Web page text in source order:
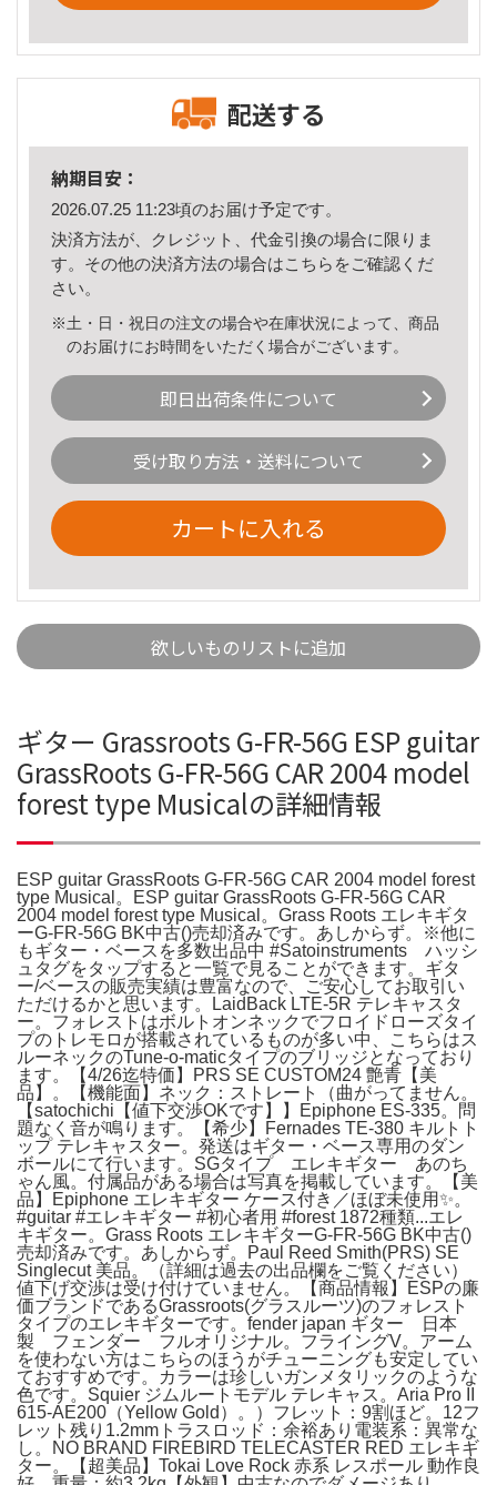
配送する
納期目安：
2026.07.25 11:23頃のお届け予定です。
決済方法が、クレジット、代金引換の場合に限りま
す。その他の決済方法の場合はこちら をご確認くだ
さい。
※土・日・祝日の注文の場合や在庫状況によって、商品
のお届けにお時間をいただく場合がございます。
即日出荷条件について
受け取り方法・送料について
カートに入れる
欲しいものリストに追加
ギター Grassroots G-FR-56G ESP guitar
GrassRoots G-FR-56G CAR 2004 model
forest type Musicalの詳細情報
ESP guitar GrassRoots G-FR-56G CAR 2004 model forest
type Musical。ESP guitar GrassRoots G-FR-56G CAR
2004 model forest type Musical。Grass Roots エレキギタ
ーG-FR-56G BK中古()売却済みです。あしからず。※他に
もギター・ベースを多数出品中 #Satoinstruments ハッシ
ュタグをタップすると一覧で見ることができます。ギタ
ー/ベースの販売実績は豊富なので、ご安心してお取引い
ただけるかと思います。LaidBack LTE-5R テレキャスタ
ー。フォレストはボルトオンネックでフロイドローズタイ
プのトレモロが搭載されているものが多い中、こちらはス
ルーネックのTune-o-maticタイプのブリッジとなっており
ます。【4/26迄特価】PRS SE CUSTOM24 艶青【美
品】。【機能面】ネック：ストレート（曲がってません。
【satochichi【値下交渉OKです】】Epiphone ES-335。問
題なく音が鳴ります。【希少】Fernades TE-380 キルトト
ップ テレキャスター。発送はギター・ベース専用のダン
ボールにて行います。SGタイプ エレキギター あのち
ゃん風。付属品がある場合は写真を掲載しています。【美
品】Epiphone エレキギター ケース付き／ほぼ未使用✨。
#guitar #エレキギター #初心者用 #forest 1872種類...エレ
キギター。Grass Roots エレキギターG-FR-56G BK中古()
売却済みです。あしからず。Paul Reed Smith(PRS) SE
Singlecut 美品。（詳細は過去の出品欄をご覧ください）
値下げ交渉は受け付けていません。【商品情報】ESPの廉
価ブランドであるGrassroots(グラスルーツ)のフォレスト
タイプのエレキギターです。fender japan ギター 日本
製 フェンダー フルオリジナル。フライングV。アーム
を使わない方はこちらのほうがチューニングも安定してい
ておすすめです。カラーは珍しいガンメタリックのような
色です。Squier ジムルートモデル テレキャス。Aria Pro II
615-AE200（Yellow Gold）。）フレット：9割ほど。12フ
レット残り1.2mmトラスロッド：余裕あり電装系：異常な
し。NO BRAND FIREBIRD TELECASTER RED エレキギ
ター。【超美品】Tokai Love Rock 赤系 レスポール 動作良